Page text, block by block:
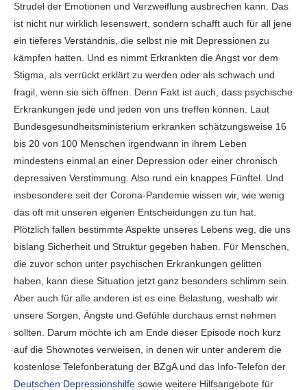
Strudel der Emotionen und Verzweiflung ausbrechen kann. Das
ist nicht nur wirklich lesenswert, sondern schafft auch für all jene
ein tieferes Verständnis, die selbst nie mit Depressionen zu
kämpfen hatten. Und es nimmt Erkrankten die Angst vor dem
Stigma, als verrückt erklärt zu werden oder als schwach und
fragil, wenn sie sich öffnen. Denn Fakt ist auch, dass psychische
Erkrankungen jede und jeden von uns treffen können. Laut
Bundesgesundheitsministerium erkranken schätzungsweise 16
bis 20 von 100 Menschen irgendwann in ihrem Leben
mindestens einmal an einer Depression oder einer chronisch
depressiven Verstimmung. Also rund ein knappes Fünftel. Und
insbesondere seit der Corona-Pandemie wissen wir, wie wenig
das oft mit unseren eigenen Entscheidungen zu tun hat.
Plötzlich fallen bestimmte Aspekte unseres Lebens weg, die uns
bislang Sicherheit und Struktur gegeben haben. Für Menschen,
die zuvor schon unter psychischen Erkrankungen gelitten
haben, kann diese Situation jetzt ganz besonders schlimm sein.
Aber auch für alle anderen ist es eine Belastung, weshalb wir
unsere Sorgen, Ängste und Gefühle durchaus ernst nehmen
sollten. Darum möchte ich am Ende dieser Episode noch kurz
auf die Shownotes verweisen, in denen wir unter anderem die
kostenlose Telefonberatung der BZgA und das Info-Telefon der
Deutschen Depressionshilfe sowie weitere Hilfsangebote für